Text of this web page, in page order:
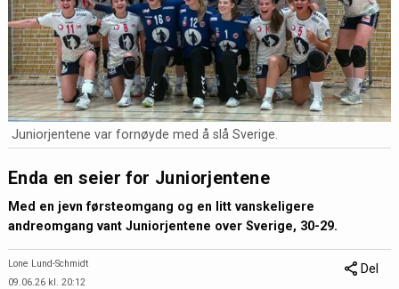
Juniorjentene var fornøyde med å slå Sverige.
Enda en seier for Juniorjentene
Med en jevn førsteomgang og en litt vanskeligere
andreomgang vant Juniorjentene over Sverige, 30-29.
Lone Lund-Schmidt
09.06.26 kl. 20:12
Del